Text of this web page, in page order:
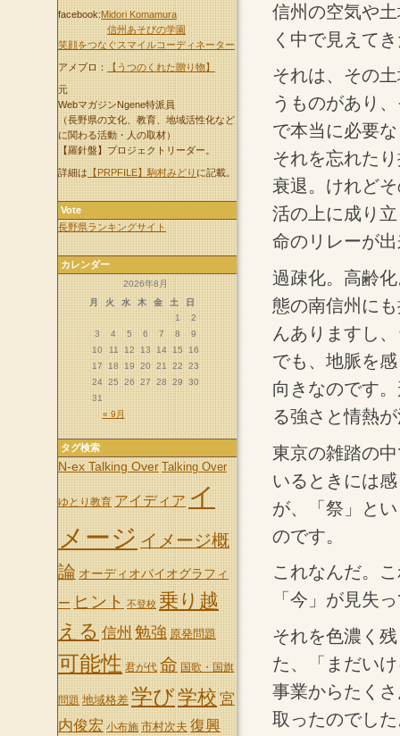
信州の空気や
く中で見えて
それは、その
うものがあり
で本当に必要
それを忘れた
衰退。けれど
活の上に成り
命のリレーが
過疎化。高齢
態の南信州に
んありますし
でも、地脈を
向きなのです
る強さと情熱
東京の雑踏の
いるときには
が、「祭」と
のです。
これなんだ。
「今」が見失
それを色濃く
た、「まだい
事業からたく
取ったのでし
facebook:Midori Komamura
信州あそびの学園
笑顔をつなぐスマイルコーディネーター
アメブロ：【うつのくれた贈り物】
元
WebマガジンNgene特派員
（長野県の文化、教育、地域活性化など
に関わる活動・人の取材）
【羅針盤】プロジェクトリーダー。
詳細は【PRPFILE】駒村みどりに記載。
Vote
長野県ランキングサイト
カレンダー
2026年8月
月
火 水 木 金 土 日
« 9月
1
2
3
4 5 6 7 8
9
10
11 12 13 14 15
16
17
18 19 20 21 22
23
24
25 26 27 28 29
30
31
タグ検索
N-ex Talking Over Talking Over
ゆとり教育 アイディア イ
メージ イメージ概
論 オーディオバイオグラフィ
ー ヒント 不登校 乗り越
える信州 勉強 原発問題
可能性 君が代 命 国歌・国旗
問題 地域格差 学び学校 宮
内俊宏 小布施 市村次夫 復興